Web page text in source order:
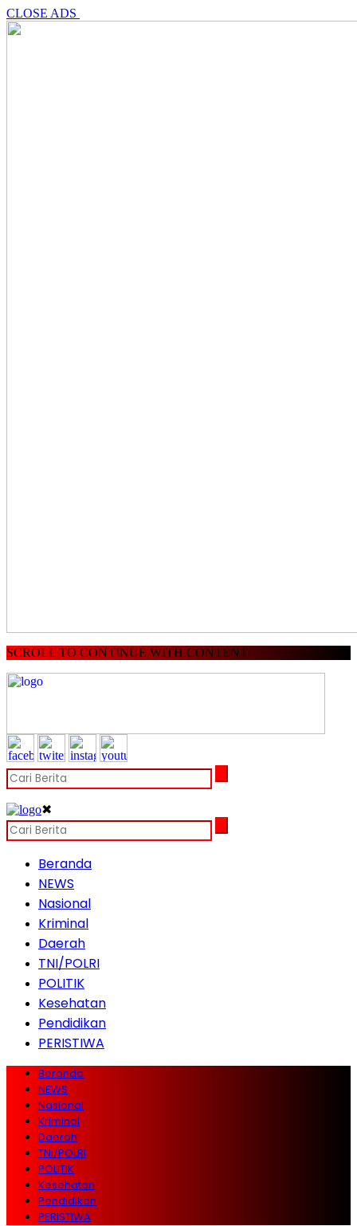
CLOSE ADS
SCROLL TO CONTINUE WITH CONTENT
✖
Beranda
NEWS
Nasional
Kriminal
Daerah
TNI/POLRI
POLITIK
Kesehatan
Pendidikan
PERISTIWA
Beranda
NEWS
Nasional
Kriminal
Daerah
TNI/POLRI
POLITIK
Kesehatan
Pendidikan
PERISTIWA